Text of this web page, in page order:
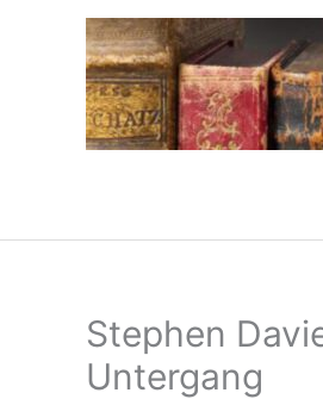
Stephen
Untergang